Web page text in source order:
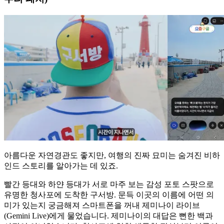
아름다운 자연경관도 좋지만, 여행의 진짜 묘미는 숨겨진 비하
인드 스토리를 알아가는 데 있죠.
빨간 등대와 하얀 등대가 서로 마주 보는 감성 포토 스팟으로
유명한 청사포에 도착한 구서방. 문득 이곳의 이름에 어떤 의
미가 있는지 궁금해져 스마트폰을 꺼내 제미나이 라이브
(Gemini Live)에게 물었습니다. 제미나이의 대답은 뻔한 백과